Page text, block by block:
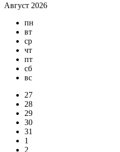
Август 2026
пн
вт
ср
чт
пт
сб
вс
27
28
29
30
31
1
2